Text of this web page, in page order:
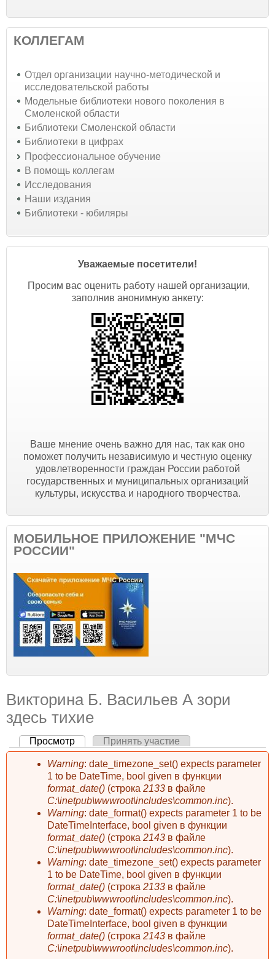
КОЛЛЕГАМ
Отдел организации научно-методической и
исследовательской работы
Модельные библиотеки нового поколения в
Смоленской области
Библиотеки Смоленской области
Библиотеки в цифрах
Профессиональное обучение
В помощь коллегам
Исследования
Наши издания
Библиотеки - юбиляры
Уважаемые посетители!
Просим вас оценить работу нашей организации,
заполнив анонимную анкету:
Ваше мнение очень важно для нас, так как оно
поможет получить независимую и честную оценку
удовлетворенности граждан России работой
государственных и муниципальных организаций
культуры, искусства и народного творчества.
МОБИЛЬНОЕ ПРИЛОЖЕНИЕ "МЧС
РОССИИ"
Викторина Б. Васильев А зори
здесь тихие
Главные вкладки
Просмотр (активная вкладка)
Принять участие
Сообщение об ошибке
Warning: date_timezone_set() expects parameter
1 to be DateTime, bool given в функции
format_date() (строка 2133 в файле
C:\inetpub\wwwroot\includes\common.inc).
Warning: date_format() expects parameter 1 to be
DateTimeInterface, bool given в функции
format_date() (строка 2143 в файле
C:\inetpub\wwwroot\includes\common.inc).
Warning: date_timezone_set() expects parameter
1 to be DateTime, bool given в функции
format_date() (строка 2133 в файле
C:\inetpub\wwwroot\includes\common.inc).
Warning: date_format() expects parameter 1 to be
DateTimeInterface, bool given в функции
format_date() (строка 2143 в файле
C:\inetpub\wwwroot\includes\common.inc).